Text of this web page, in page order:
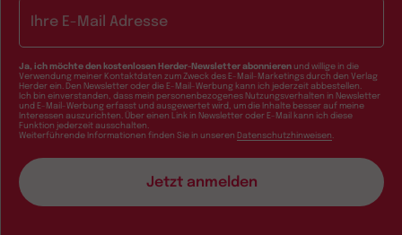
Ja, ich möchte den kostenlosen Herder-Newsletter abonnieren und willige in die
Verwendung meiner Kontaktdaten zum Zweck des E-Mail-Marketings durch den Verlag
Herder ein. Den Newsletter oder die E-Mail-Werbung kann ich jederzeit abbestellen.
Ich bin einverstanden, dass mein personenbezogenes Nutzungsverhalten in Newsletter
und E-Mail-Werbung erfasst und ausgewertet wird, um die Inhalte besser auf meine
Interessen auszurichten. Über einen Link in Newsletter oder E-Mail kann ich diese
Funktion jederzeit ausschalten.
Weiterführende Informationen finden Sie in unseren Datenschutzhinweisen